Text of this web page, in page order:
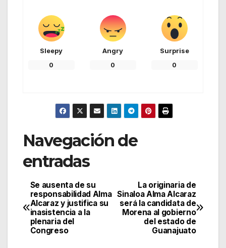
Sleepy
0
Angry
0
Surprise
0
Navegación de
entradas
La originaria de
Sinaloa Alma Alcaraz
será la candidata de
Morena al gobierno
del estado de
Guanajuato
Se ausenta de su
responsabilidad Alma
Alcaraz y justifica su
inasistencia a la
plenaria del
Congreso